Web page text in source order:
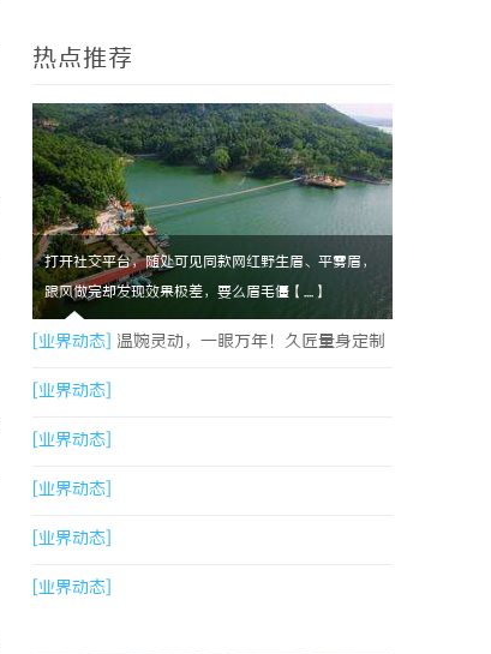
热点推荐
打开社交平台，随处可见同款网红野生眉、平雾眉，
跟风做完却发现效果极差，要么眉毛僵【....】
[业界动态] 温婉灵动，一眼万年！久匠量身定制
的眉眼唇，才是你整张脸的点睛之笔！淡颜系女
生的气质加分项
[业界动态]
[业界动态]
[业界动态]
[业界动态]
[业界动态]